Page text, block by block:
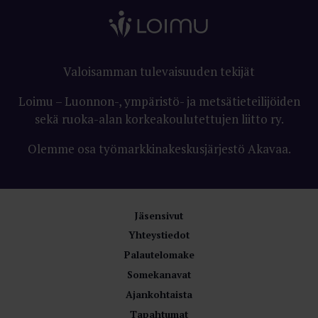
Valoisamman tulevaisuuden tekijät
Loimu – Luonnon-, ympäristö- ja metsätieteilijöiden
sekä ruoka-alan korkeakoulutettujen liitto ry.
Olemme osa työmarkkinakeskusjärjestö Akavaa.
Jäsensivut
Yhteystiedot
Palautelomake
Somekanavat
Ajankohtaista
Tapahtumat